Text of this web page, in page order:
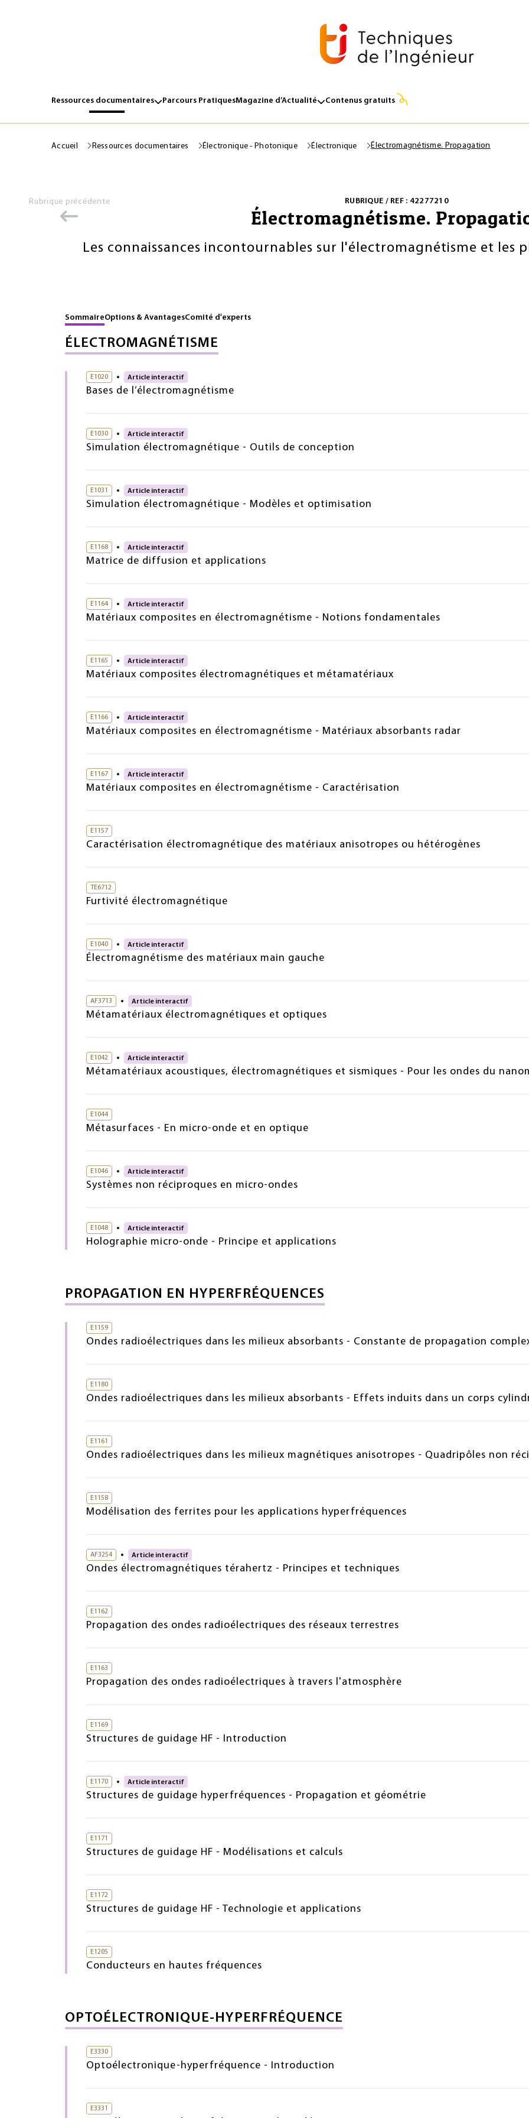
Ressources documentaires Parcours PratiquesMagazine d’Actualité Contenus gratuits
Accueil Ressources documentaires Électronique - Photonique Électronique Électromagnétisme. Propagation
Rubrique précédente RUBRIQUE / REF : 42277210
Électromagnétisme.
Les connaissances incontournables sur l'électromagnétisme et les
SommaireOptions & AvantagesComité d'experts
ÉLECTROMAGNÉTISME
E1020 Article interactif
Bases de l’électromagnétisme
E1030 Article interactif
Simulation électromagnétique - Outils de conception
E1031 Article interactif
Simulation électromagnétique - Modèles et optimisation
E1168 Article interactif
Matrice de diffusion et applications
E1164 Article interactif
Matériaux composites en électromagnétisme - Notions fondamentales
E1165 Article interactif
Matériaux composites électromagnétiques et métamatériaux
E1166 Article interactif
Matériaux composites en électromagnétisme - Matériaux absorbants radar
E1167 Article interactif
Matériaux composites en électromagnétisme - Caractérisation
E1157
Caractérisation électromagnétique des matériaux anisotropes ou hétérogènes
TE6712
Furtivité électromagnétique
E1040 Article interactif
Électromagnétisme des matériaux main gauche
AF3713 Article interactif
Métamatériaux électromagnétiques et optiques
E1042 Article interactif
Métamatériaux acoustiques, électromagnétiques et sismiques - Pour les ondes du
E1044
Métasurfaces - En micro-onde et en optique
E1046 Article interactif
Systèmes non réciproques en micro-ondes
E1048 Article interactif
Holographie micro-onde - Principe et applications
PROPAGATION EN HYPERFRÉQUENCES
E1159
Ondes radioélectriques dans les milieux absorbants - Constante de propagation
E1180
Ondes radioélectriques dans les milieux absorbants - Effets induits dans un corps
E1161
Ondes radioélectriques dans les milieux magnétiques anisotropes - Quadripôles non
E1158
Modélisation des ferrites pour les applications hyperfréquences
AF3254 Article interactif
Ondes électromagnétiques térahertz - Principes et techniques
E1162
Propagation des ondes radioélectriques des réseaux terrestres
E1163
Propagation des ondes radioélectriques à travers l'atmosphère
E1169
Structures de guidage HF - Introduction
E1170 Article interactif
Structures de guidage hyperfréquences - Propagation et géométrie
E1171
Structures de guidage HF - Modélisations et calculs
E1172
Structures de guidage HF - Technologie et applications
E1205
Conducteurs en hautes fréquences
OPTOÉLECTRONIQUE-HYPERFRÉQUENCE
E3330
Optoélectronique-hyperfréquence - Introduction
E3331